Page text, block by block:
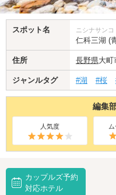
スポット名 ニシナサン
仁科三湖 (
住所 長野県大町
ジャンルタグ #湖 #桜
編集
人気度
カップルズ予約
対応ホテル